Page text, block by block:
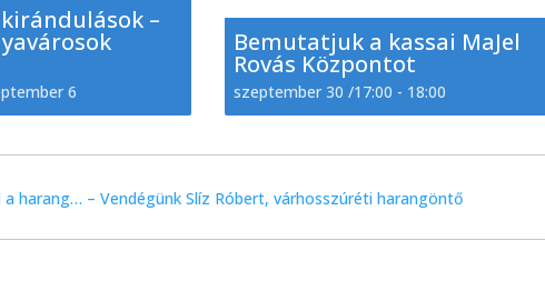
–
6
Bemutatjuk a kassai MaJel
Rovás Központot
szeptember 30 /17:00 - 18:00
harang… – Vendégünk Slíz Róbert, várhosszúréti harangöntő